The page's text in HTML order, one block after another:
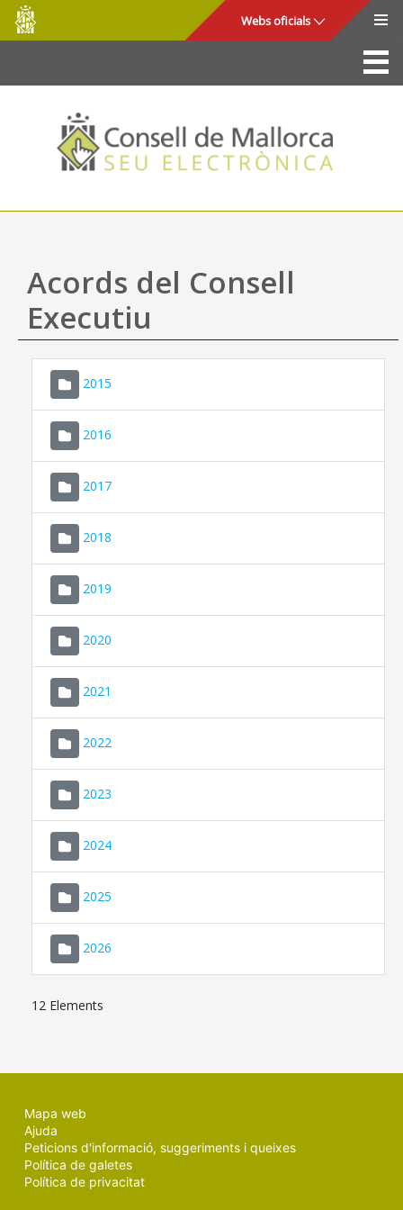
Salta al contingut principal
Consell
de
Mallorca
Webs oficials
La Seu
Consell de Mallorca
Accés i seguretat
Utilitats
Ajuda
Acords del Consell
Executiu
2015
2016
2017
2018
2019
2020
2021
2022
2023
2024
2025
2026
12 Elements
Mapa web
Ajuda
Peticions d'informació, suggeriments i queixes
Política de galetes
Política de privacitat